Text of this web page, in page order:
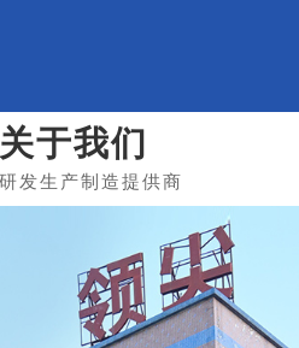
关于我们